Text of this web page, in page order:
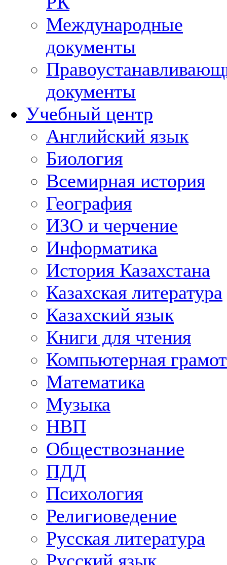
Международные
документы
документы
Учебный центр
Английский язык
Биология
Всемирная история
География
ИЗО и черчение
Информатика
История Казахстана
Казахская литература
Казахский язык
Книги для чтения
Компьютерная
Математика
Музыка
НВП
Обществознание
ПДД
Психология
Религиоведение
Русская литература
Русский язык